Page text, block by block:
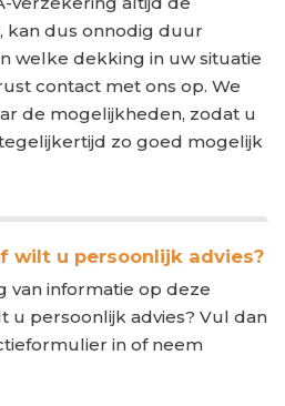
kan dus onnodig duur
welke dekking in uw situatie
contact met ons op. We
de mogelijkheden, zodat u
zo goed mogelijk
wilt u persoonlijk advies?
van informatie op deze
u persoonlijk advies? Vul dan
in of neem